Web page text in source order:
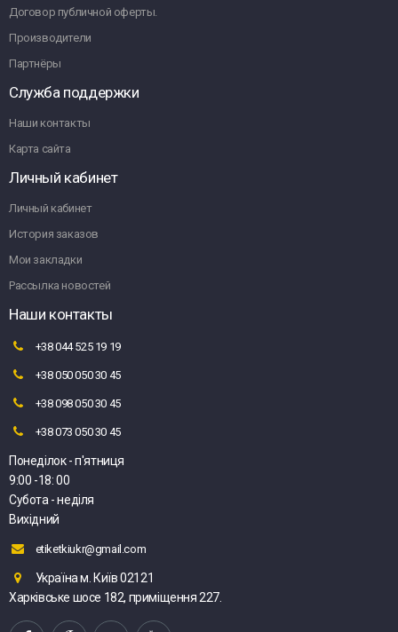
Договор публичной оферты.
Производители
Партнёры
Служба поддержки
Наши контакты
Карта сайта
Личный кабинет
Личный кабинет
История заказов
Мои закладки
Рассылка новостей
Наши контакты
+38 044 525 19 19
+38 050 050 30 45
+38 098 050 30 45
+38 073 050 30 45
Понеділок - п'ятниця
9:00 -18: 00
Субота - неділя
Вихідний
etiketkiukr@gmail.com
Україна м. Київ 02121
Харківське шосе 182, приміщення 227.